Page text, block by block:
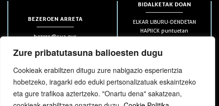
Zure pribatutasuna balioesten dugu
Cookieak erabiltzen ditugu zure nabigazio esperientzia
hobetzeko, iragarki edo eduki pertsonalizatuak eskaintzeko
eta gure trafikoa aztertzeko. "Onartu dena" sakatzean,
BEZEROEN ARRETA
bezero@sua.eus
HARPIDETZAK
BIDALKETAK DOAN
ELKAR LIBURU-DENDETAN
HAPIICK puntuetan
(soilik penintsulan)